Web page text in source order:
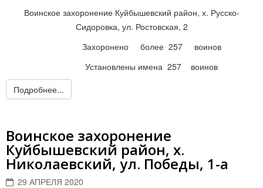
Воинское захоронение Куйбышевский район, х. Русско-
Сидоровка, ул. Ростовская, 2
Захоронено более 257 воинов
Установлены имена 257 воинов
Подробнее...
Воинское захоронение
Куйбышевский район, х.
Николаевский, ул. Победы, 1-а
29 АПРЕЛЯ 2020